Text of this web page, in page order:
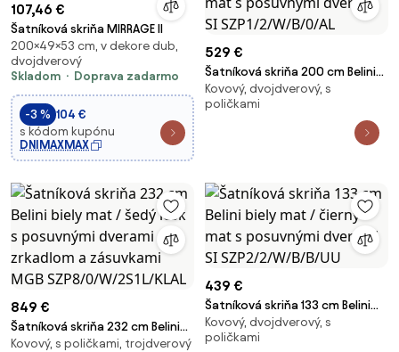
107,46 €
Šatníková skriňa MIRRAGE II
200×49×53 cm, v dekore dub,
dvojdverový
Skladom
Doprava zadarmo
-3 % 104 €
s kódom kupónu
DNIMAXMAX
529 €
Šatníková skriňa 200 cm Belini
biely mat / čierny mat s
posuvnými dverami SI
Kovový, dvojdverový, s
poličkami
849 €
Šatníková skriňa 232 cm Belini
biely mat / šedý lesk s
Kovový, s poličkami, trojdverový
439 €
Šatníková skriňa 133 cm Belini
biely mat / čierny mat s
posuvnými dverami SI
Kovový, dvojdverový, s
poličkami